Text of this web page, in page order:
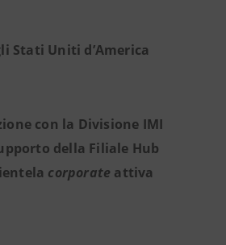
Stati Uniti d’America
con la Divisione IMI
della Filiale Hub
corporate attiva